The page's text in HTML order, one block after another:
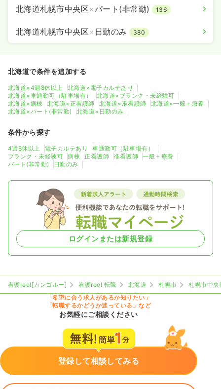
北海道札幌市中央区×パート(非常勤) 136
北海道札幌市中央区× 日勤のみ 380
北海道で条件を追加する
北海道×4週8休以上
北海道×電子カルテあり
北海道×車通勤可（駐車場有）
北海道×ブランク・未経験可
北海道×病棟
北海道×正看護師 北海道×准看護師
北海道×一般＋療養
北海道×パート(非常勤)
北海道×日勤のみ
条件から探す
4週8休以上 電子カルテあり
車通勤可（駐車場有）
ブランク・未経験可
病棟 正看護師 准看護師
一般＋療養
パート(非常勤)
日勤のみ
ログインまたは新規登録
看護roo![カンゴルー] 看護roo! 転職 北海道 札幌市
札幌市中央
「希望に合う求人があるか知りたい」
「転職するかどうか迷っている」など
お気軽にご相談ください
登録して相談してみる